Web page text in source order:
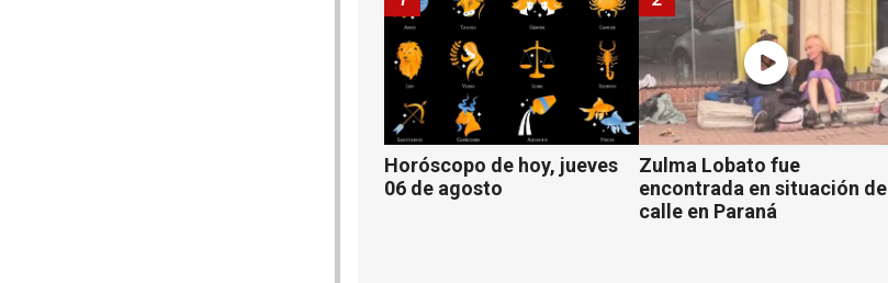
Horóscopo de hoy, jueves
06 de agosto
Zulma Lobato fue
encontrada en situación de
calle en Paraná